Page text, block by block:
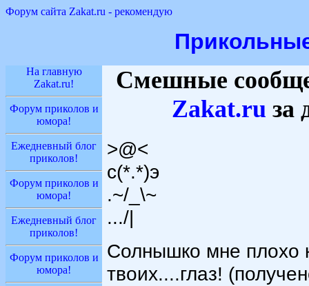
Форум сайта Zakat.ru - рекомендую
На главную
Zakat.ru!
Форум приколов и
юмора!
Ежедневный блог
приколов!
Форум приколов и
юмора!
Ежедневный блог
приколов!
Форум приколов и
юмора!
Смешные
Zakat.ru за
>@<
c(*.*)э
.~/_\~
.../|
Солнышко мне плохо
твоих....глаз!